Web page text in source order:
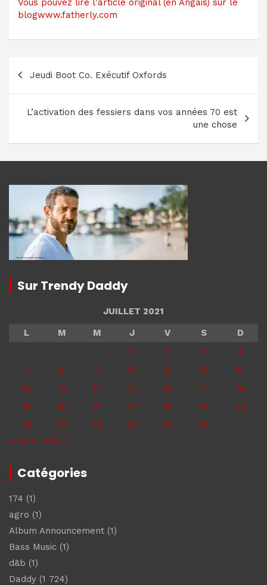
Vous pouvez lire l’article original (en Angais) sur le
blogwww.fatherly.com
de
l’article
Jeudi Boot Co. Exécutif Oxfords
L’activation des fessiers dans vos années 70 est
une chose
Sur Trendy Daddy
JUILLET 2021
L
M M J V S
D
1
2 3
4
5
6 7 8 9 10
11
12
13 14 15 16 17
18
19
20 21 22 23 24
25
26
27 28 29 30
31
« Juin
Août »
Catégories
174 (1)
agro (1)
Album Announcement (1)
Bass Music (1)
d&b (1)
Daddy (1 724)